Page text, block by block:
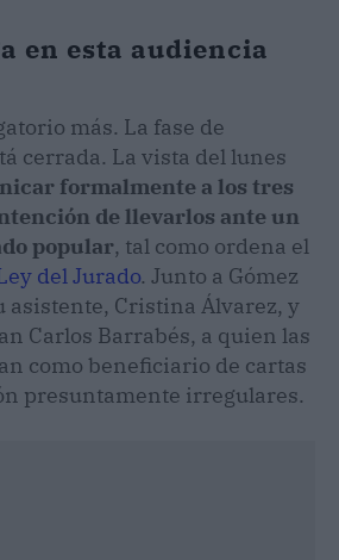
en esta audiencia
más. La fase de
cerrada. La vista del lunes
formalmente a los tres
de llevarlos ante un
popular, tal como ordena el
del Jurado. Junto a Gómez
asistente, Cristina Álvarez, y
Carlos Barrabés, a quien las
como beneficiario de cartas
presuntamente irregulares.